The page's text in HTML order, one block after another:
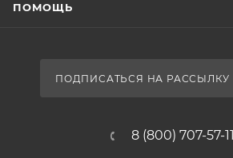
ПОМОЩЬ
ПОДПИСАТЬСЯ НА РАССЫЛКУ
8 (800) 707-57-11